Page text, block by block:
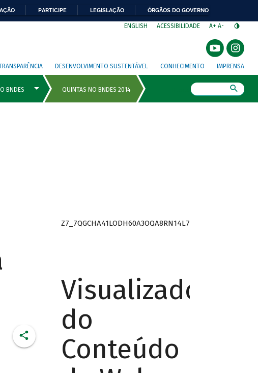
PARTICIPE LEGISLAÇÃO ÓRGÃOS DO GOVERNO
ENGLISH ACESSIBILIDADE A+ A-
DESENVOLVIMENTO SUSTENTÁVEL CONHECIMENTO IMPRENSA
Z7_7QGCHA41LODH60A3OQA8RN14L7
Visualizador
do
Conteúdo